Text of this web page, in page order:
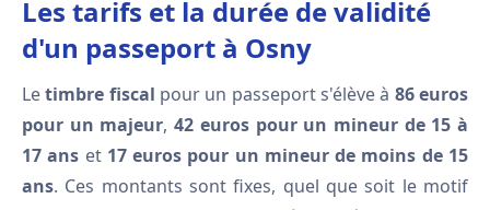
Les tarifs et la durée de validité
d'un passeport à Osny
Letimbre fiscal pour un passeport s'élève à 86 euros
pour un majeur,42 euros pour un mineur de 15 à
17 ans et 17 euros pour un mineur de moins de 15
ans. Ces montants sont fixes, quel que soit le motif